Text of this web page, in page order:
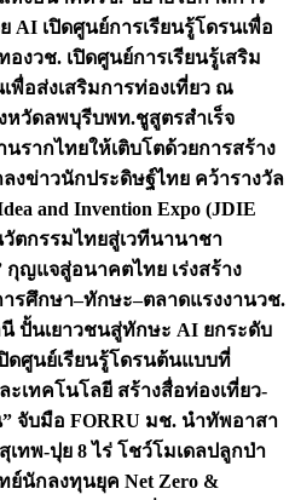
AI เปิดศูนย์การเรียนรู้โดรนเพื่อ
องวช. เปิดศูนย์การเรียนรู้เสริม
พื่อส่งเสริมการท่องเที่ยว ณ
หวัดลพบุรีบพท.ชูสูตรสำเร็จ
นรากไทยให้เติบโตด้วยการสร้าง
งข่าวนักประดิษฐ์ไทย คว้ารางวัล
and Invention Expo (JDIE
ตกรรมไทยสู่เวทีนานาชา
ญแจสู่อนาคตไทย เร่งสร้าง
ารศึกษา–ทักษะ–ตลาดแรงงานวช.
ปั้นเยาวชนสู่ทักษะ AI ยกระดับ
ดศูนย์เรียนรู้โดรนต้นแบบที่
เทคโนโลยี สร้างสื่อท่องเที่ยว-
จับมือ FORRU มช. นำทัพอาสา
เทพ-ปุย 8 ไร่ โชว์โมเดลปลูกป่า
ย์นักลงทุนยุค Net Zero &